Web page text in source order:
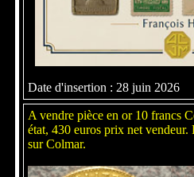
Date d'insertion : 28 juin 2026
A vendre pièce en or 10 francs
état, 430 euros prix net vendeur.
sur Colmar.